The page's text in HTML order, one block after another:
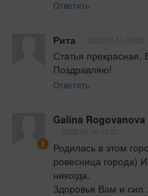
Ответить
Рита
Статья
Поздравляю!
Ответить
Galina
Родилась в этом
ровесница
никогда.
Здоровья Вам и сил